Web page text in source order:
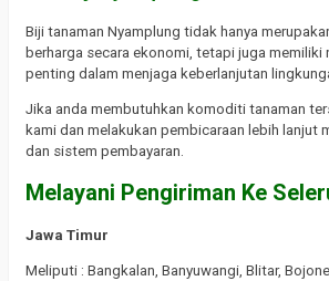
Biji tanaman Nyamplung tidak hanya
berharga secara ekonomi, tetapi juga memiliki
penting dalam menjaga keberlanjutan
Jika anda membutuhkan komoditi tanaman
kami dan melakukan pembicaraan lebih lanjut
dan sistem pembayaran.
Melayani Pengiriman Ke
Jawa Timur
Meliputi : Bangkalan, Banyuwangi, Blitar,